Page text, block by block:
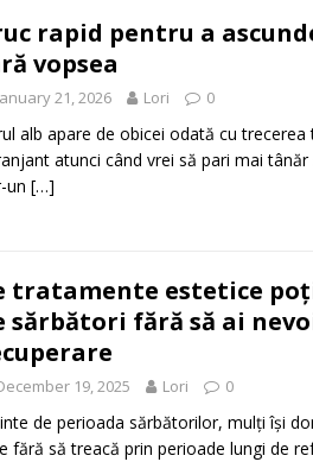
rapid pentru a
vopsea
21, 2026 Lori 0
alb apare de obicei odată cu
atunci când vrei să pari mai
un […]
tratamente estetice
sărbători fără să ai
19, 2025 Lori 0
de perioada sărbătorilor, mulți își
fără să treacă prin perioade lungi de